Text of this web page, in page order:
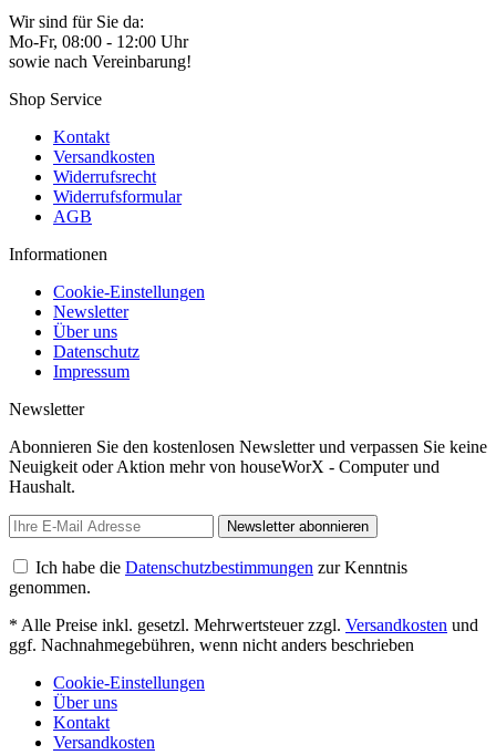
Wir sind für Sie da:
Mo-Fr, 08:00 - 12:00 Uhr
sowie nach Vereinbarung!
Shop Service
Kontakt
Versandkosten
Widerrufsrecht
Widerrufsformular
AGB
Informationen
Cookie-Einstellungen
Newsletter
Über uns
Datenschutz
Impressum
Newsletter
Abonnieren Sie den kostenlosen Newsletter und verpassen Sie keine
Neuigkeit oder Aktion mehr von houseWorX - Computer und
Haushalt.
Newsletter abonnieren
Ich habe die Datenschutzbestimmungen zur Kenntnis
genommen.
* Alle Preise inkl. gesetzl. Mehrwertsteuer zzgl. Versandkosten und
ggf. Nachnahmegebühren, wenn nicht anders beschrieben
Cookie-Einstellungen
Über uns
Kontakt
Versandkosten